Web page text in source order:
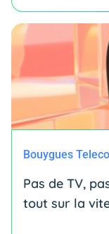
Bouygues
Pas de TV,
tout sur la